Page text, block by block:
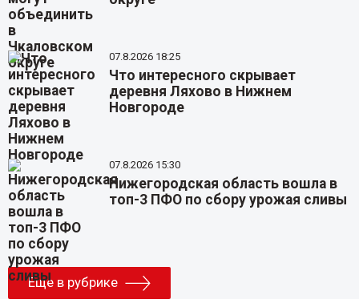
07.8.2026 18:25
Что интересного скрывает
деревня Ляхово в Нижнем
Новгороде
07.8.2026 15:30
Нижегородская область вошла в
топ-3 ПФО по сбору урожая сливы
Еще в рубрике